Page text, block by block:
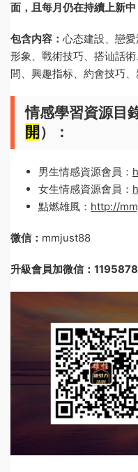
面，且每月仍在持續上新中
包含内容： 心态建設、戀
形象、戰術技巧、搭讪話
間、興趣指标、約會技巧
情感學習資源目
開 ）：
男生情感資源會員：
女生情感資源會員：
點燃雄風： http://
微信： mmjust88
升級會員加微信：